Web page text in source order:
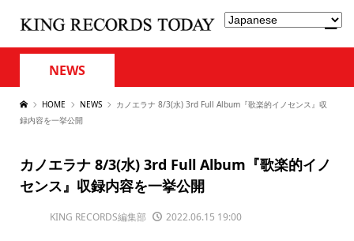
NEWS
HOME NEWS
カノエラナ 8/3(水) 3rd Full Album『歌楽的イノセンス』収
録内容を一挙公開
カノエラナ 8/3(水) 3rd Full Album『歌楽的イノ
センス』収録内容を一挙公開
KING RECORDS編集部 2022.06.15 19:00